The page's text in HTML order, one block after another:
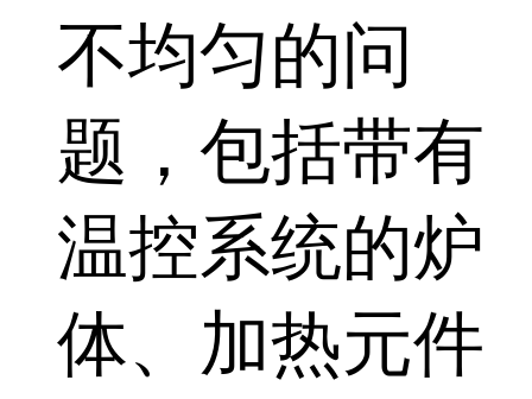
不均匀的问
题，包括带有
温控系统的炉
体、加热元件